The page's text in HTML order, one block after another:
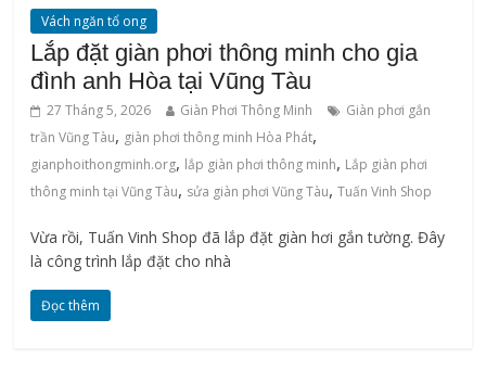
Vách ngăn tổ ong
Lắp đặt giàn phơi thông minh cho gia
đình anh Hòa tại Vũng Tàu
27 Tháng 5, 2026 Giàn Phơi Thông Minh
Giàn phơi gắn
trần Vũng Tàu, giàn phơi thông minh Hòa Phát,
gianphoithongminh.org, lắp giàn phơi thông minh, Lắp giàn phơi
thông minh tại Vũng Tàu, sửa giàn phơi Vũng Tàu,Tuấn Vinh Shop
Vừa rồi, Tuấn Vinh Shop đã lắp đặt giàn hơi gắn tường. Đây
là công trình lắp đặt cho nhà
Đọc thêm